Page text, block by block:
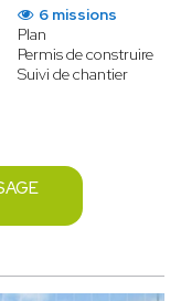
6 missions
Plan
Permis de construire
Suivi de chantier